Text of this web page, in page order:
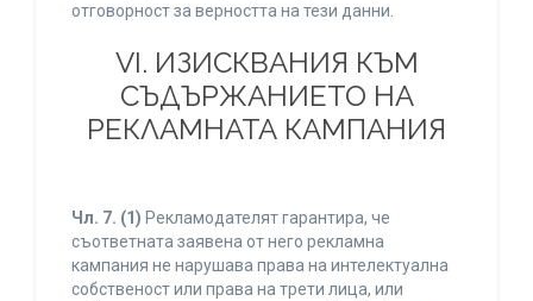
отговорност за верността на тези данни.
VI. ИЗИСКВАНИЯ КЪМ
СЪДЪРЖАНИЕТО НА
РЕКЛАМНАТА КАМПАНИЯ
Чл. 7. (1) Рекламодателят гарантира, че
съответната заявена от него рекламна
кампания не нарушава права на интелектуална
собственост или права на трети лица, или